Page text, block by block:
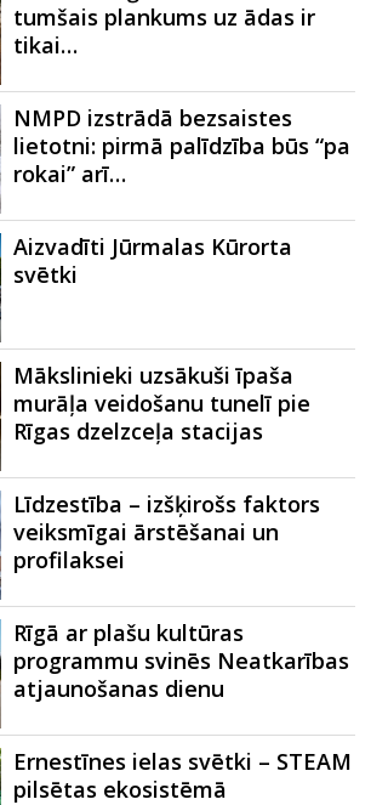
tumšais plankums uz ādas ir
tikai…
NMPD izstrādā bezsaistes
lietotni: pirmā palīdzība būs “pa
rokai” arī…
Aizvadīti Jūrmalas Kūrorta
svētki
Mākslinieki uzsākuši īpaša
murāļa veidošanu tunelī pie
Rīgas dzelzceļa stacijas
Līdzestība – izšķirošs faktors
veiksmīgai ārstēšanai un
profilaksei
Rīgā ar plašu kultūras
programmu svinēs Neatkarības
atjaunošanas dienu
Ernestīnes ielas svētki – STEAM
pilsētas ekosistēmā